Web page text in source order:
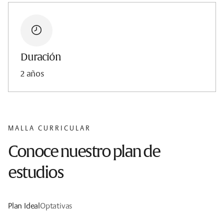
Duración
2 años
MALLA CURRICULAR
Conoce nuestro plan de
estudios
Plan IdealOptativas